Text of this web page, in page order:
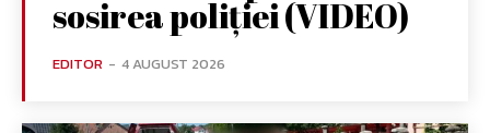
sosirea poliției (VIDEO)
EDITOR - 4 AUGUST 2026